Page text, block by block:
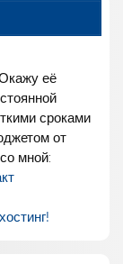
её
сроками
от
мной: